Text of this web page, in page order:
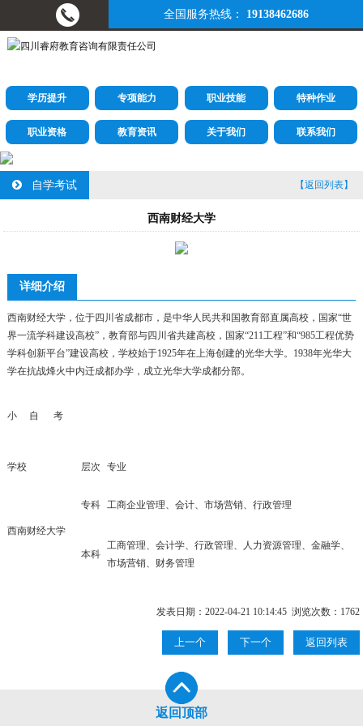
全国服务热线： 19138462686
学历提升 专项能力 职业技能 特种作业
职业资格 教育资讯 关于我们 联系我们
自学考试 【返回列表】
西南财经大学
详细介绍
西南财经大学，位于四川省成都市，是中华人民共和国教育部直属高校，国家“世
界一流学科建设高校”，教育部与四川省共建高校，国家“211工程”和“985工程优势
学科创新平台”建设高校，学校始于1925年在上海创建的光华大学。1938年光华大
学在抗战烽火中内迁成都办学，成立光华大学成都分部。
小 自 考
学校 层次 专业
西南财经大学
专科 工商企业管理、会计、市场营销、行政管理
本科
工商管理、会计学、行政管理、人力资源管理、金融学、
市场营销、财务管理
发表日期：2022-04-21 10:14:45 浏览次数： 1762
上一个 下一个 返回列表
返回顶部